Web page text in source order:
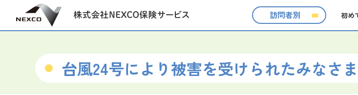
訪問者別 初め
台風24号により被害を受けられたみなさ